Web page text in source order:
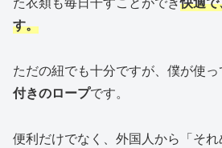
す。
ただの紐でも十分ですが、僕が使
付きのロープです。
便利だけでなく、外国人から「そ